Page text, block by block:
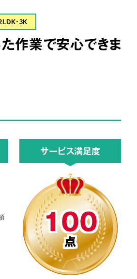
･3K
作業で安心できま
サービス満足度
100
点